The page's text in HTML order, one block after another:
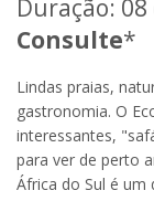
Duração:
Consulte*
Lindas praias,
gastronomia. O
interessantes,
para ver de perto
África do Sul é